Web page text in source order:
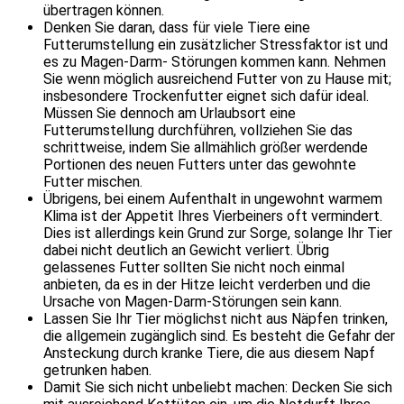
übertragen können.
Denken Sie daran, dass für viele Tiere eine
Futterumstellung ein zusätzlicher Stressfaktor ist und
es zu Magen-Darm- Störungen kommen kann. Nehmen
Sie wenn möglich ausreichend Futter von zu Hause mit;
insbesondere Trockenfutter eignet sich dafür ideal.
Müssen Sie dennoch am Urlaubsort eine
Futterumstellung durchführen, vollziehen Sie das
schrittweise, indem Sie allmählich größer werdende
Portionen des neuen Futters unter das gewohnte
Futter mischen.
Übrigens, bei einem Aufenthalt in ungewohnt warmem
Klima ist der Appetit Ihres Vierbeiners oft vermindert.
Dies ist allerdings kein Grund zur Sorge, solange Ihr Tier
dabei nicht deutlich an Gewicht verliert. Übrig
gelassenes Futter sollten Sie nicht noch einmal
anbieten, da es in der Hitze leicht verderben und die
Ursache von Magen-Darm-Störungen sein kann.
Lassen Sie Ihr Tier möglichst nicht aus Näpfen trinken,
die allgemein zugänglich sind. Es besteht die Gefahr der
Ansteckung durch kranke Tiere, die aus diesem Napf
getrunken haben.
Damit Sie sich nicht unbeliebt machen: Decken Sie sich